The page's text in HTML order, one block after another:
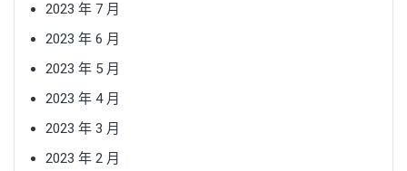
2023 年 7 月
2023 年 6 月
2023 年 5 月
2023 年 4 月
2023 年 3 月
2023 年 2 月